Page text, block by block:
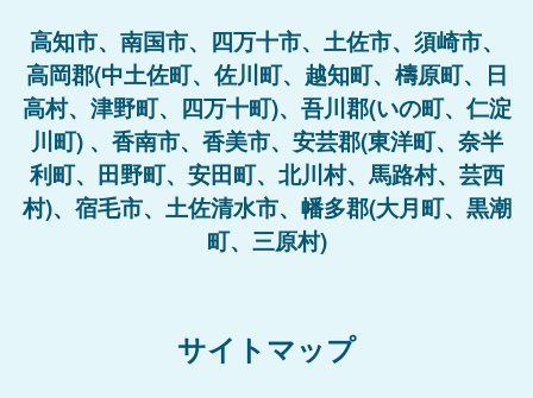
高知市、南国市、四万十市、土佐市、須崎市、
高岡郡(中土佐町、佐川町、越知町、檮原町、日
高村、津野町、四万十町)、吾川郡(いの町、仁淀
川町) 、香南市、香美市、安芸郡(東洋町、奈半
利町、田野町、安田町、北川村、馬路村、芸西
村)、宿毛市、土佐清水市、幡多郡(大月町、黒潮
町、三原村)
サイトマップ